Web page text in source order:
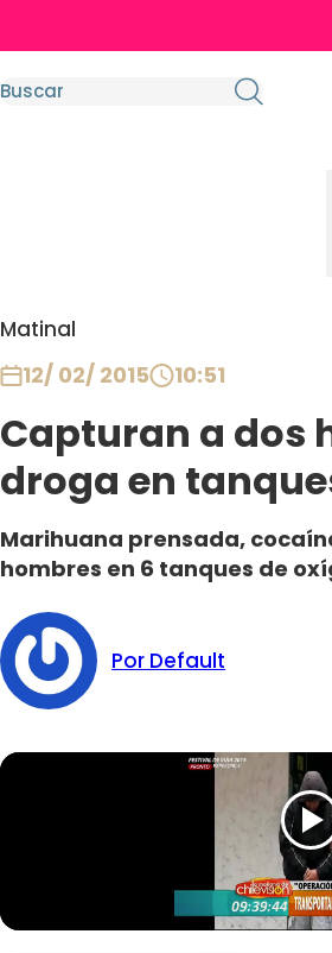
Matinal
12/ 02/ 2015 10:51
Capturan a dos
droga en
Marihuana prensada,
hombres en 6 tanques de
Por Default